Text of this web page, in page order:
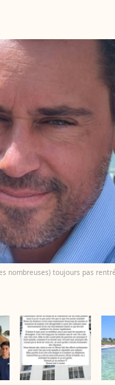
nombreuses) toujours pas